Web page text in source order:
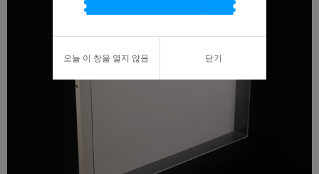
오늘 이 창을 열지 않음 닫기